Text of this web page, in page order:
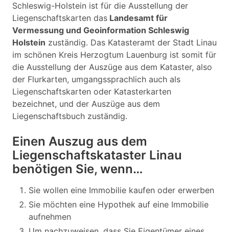
Schleswig-Holstein ist für die Ausstellung der
Liegenschaftskarten das Landesamt für
Vermessung und Geoinformation Schleswig
Holstein zuständig. Das Katasteramt der Stadt Linau
im schönen Kreis Herzogtum Lauenburg ist somit für
die Ausstellung der Auszüge aus dem Kataster, also
der Flurkarten, umgangssprachlich auch als
Liegenschaftskarten oder Katasterkarten
bezeichnet, und der Auszüge aus dem
Liegenschaftsbuch zuständig.
Einen Auszug aus dem
Liegenschaftskataster Linau
benötigen Sie, wenn…
Sie wollen eine Immobilie kaufen oder erwerben
Sie möchten eine Hypothek auf eine Immobilie
aufnehmen